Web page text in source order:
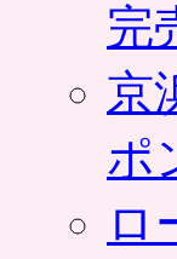
完
京
ポ
ロ